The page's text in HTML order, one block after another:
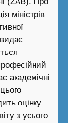
міністрів
академічні
оцінку
з усього